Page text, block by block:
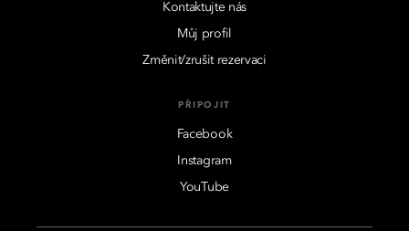
Kontaktujte nás
Můj profil
Změnit/zrušit rezervaci
PŘIPOJIT
Facebook
Instagram
YouTube